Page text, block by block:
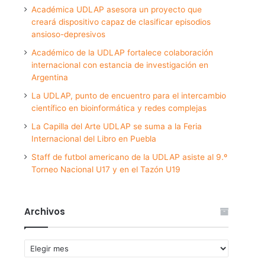
Académica UDLAP asesora un proyecto que
creará dispositivo capaz de clasificar episodios
ansioso-depresivos
Académico de la UDLAP fortalece colaboración
internacional con estancia de investigación en
Argentina
La UDLAP, punto de encuentro para el intercambio
científico en bioinformática y redes complejas
La Capilla del Arte UDLAP se suma a la Feria
Internacional del Libro en Puebla
Staff de futbol americano de la UDLAP asiste al 9.º
Torneo Nacional U17 y en el Tazón U19
Archivos
Archivos